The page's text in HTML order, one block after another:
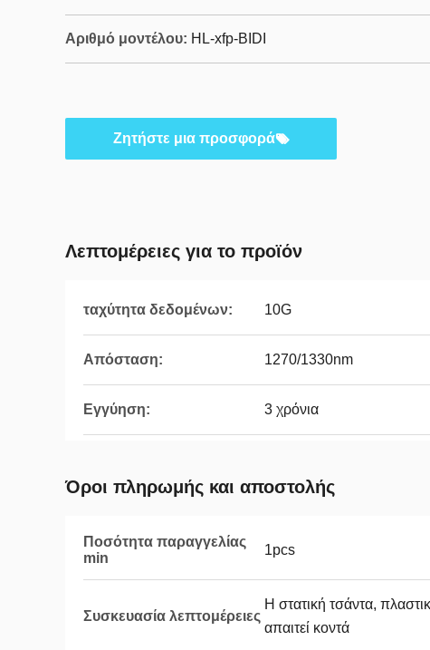
Αριθμό μοντέλου: HL-xfp-BIDI
Ζητήστε μια προσφορά
Λεπτομέρειες για το προϊόν
ταχύτητα δεδομένων: 10G
Απόσταση: 1270/1330nm
Εγγύηση: 3 χρόνια
Όροι πληρωμής και αποστολής
Ποσότητα παραγγελίας
min
1pcs
Συσκευασία λεπτομέρειες
Η στατική τσάντα,
απαιτεί κοντά